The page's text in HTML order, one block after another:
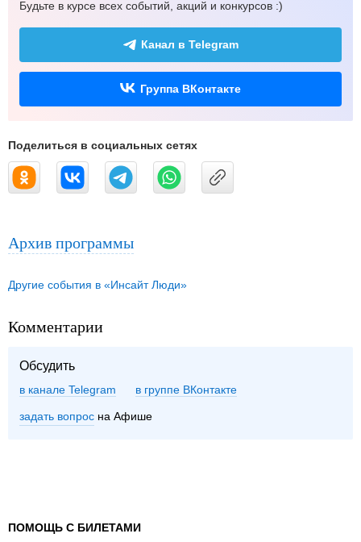
Будьте в курсе всех событий, акций и конкурсов :)
Канал в Telegram
Группа ВКонтакте
Поделиться в социальных сетях
Архив программы
Другие события в «Инсайт Люди»
Комментарии
Обсудить
в канале Telegram группе ВКонтакте
задать вопрос на Афише
ПОМОЩЬ С БИЛЕТАМИ